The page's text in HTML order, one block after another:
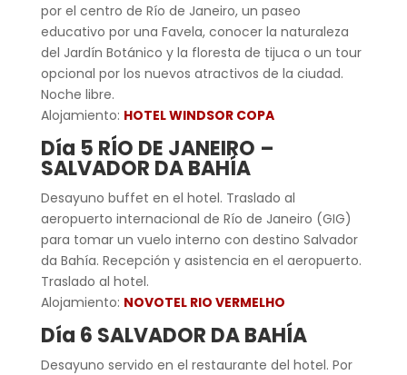
por el centro de Río de Janeiro, un paseo
educativo por una Favela, conocer la naturaleza
del Jardín Botánico y la floresta de tijuca o un tour
opcional por los nuevos atractivos de la ciudad.
Noche libre.
Alojamiento: HOTEL WINDSOR COPA
Día 5 RÍO DE JANEIRO –
SALVADOR DA BAHÍA
Desayuno buffet en el hotel. Traslado al
aeropuerto internacional de Río de Janeiro (GIG)
para tomar un vuelo interno con destino Salvador
da Bahía. Recepción y asistencia en el aeropuerto.
Traslado al hotel.
Alojamiento: NOVOTEL RIO VERMELHO
Día 6 SALVADOR DA BAHÍA
Desayuno servido en el restaurante del hotel. Por